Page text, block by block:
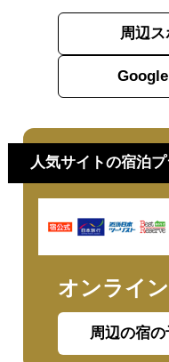
周辺
Google
人気サイトの宿泊
オンライ
周辺の宿